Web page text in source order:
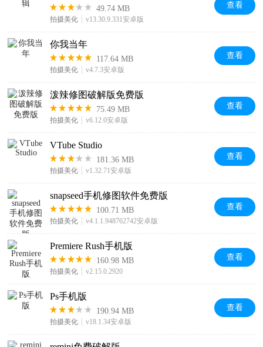
49.74 MB
拍摄美化 v13.30.9.331安卓版
查看
你我当年
117.64 MB
拍摄美化 v4.7.3安卓版
查看
泼辣修图破解版免费版
75.49 MB
拍摄美化 v6.12.0安卓版
查看
VTube Studio
181.36 MB
拍摄美化 v1.32.71安卓版
查看
snapseed手机修图软件免费版
100.71 MB
拍摄美化 v4.1.1.948762742安卓版
查看
Premiere Rush手机版
160.98 MB
拍摄美化 v2.15.0.2920
查看
Ps手机版
190.94 MB
拍摄美化 v18.1.34安卓版
查看